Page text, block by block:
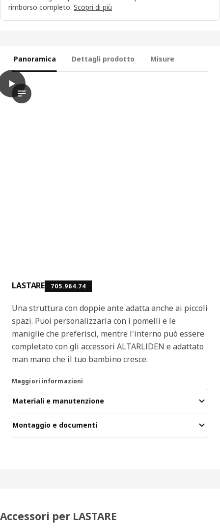
rimborso completo. Scopri di più
Panoramica Dettagli prodotto Misure
LASTARE 705.964.74
Una struttura con doppie ante adatta anche ai piccoli
spazi. Puoi personalizzarla con i pomelli e le
maniglie che preferisci, mentre l'interno può essere
completato con gli accessori ALTARLIDEN e adattato
man mano che il tuo bambino cresce.
Maggiori informazioni
Materiali e manutenzione
Montaggio e documenti
play
Il video mostra un prodotto chiamato LASTARE , che è una
LASTARE Struttura con ante, bianco, 60x42x200 cm
Accessori per LASTARE